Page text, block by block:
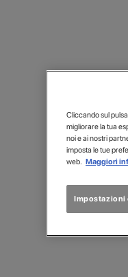
Cliccando sul
migliorare la tua
noi e ai nostri
imposta le tue
web. Maggiori
Impostazioni